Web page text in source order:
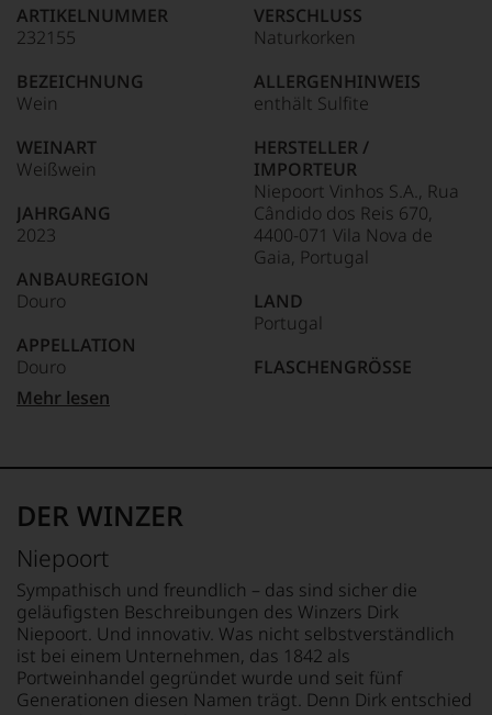
90–94 Punkte:
Unter 85 Punkte:
für
»Fine
für
die
edlen
Weine
der
Welt,
kaum
ein
Das
dokumentieren
auch
und
gerade
mit
Medaillen
Weinjournalisten
Fachpublikationen
unseren
Aussendungen
oder
in
unserem
Webshop,
ARTIKELNUMMER
232155
BEZEICHNUNG
Wein
WEINART
Weißwein
JAHRGANG
2023
ANBAUREGION
Douro
APPELLATION
Douro
REBSORTEN
Rabigato
12 °C
ALKOHOLGEHALT
12,5 % Vol.
RESTSÜSSE
1 g/L
VERSCHLUSS
Naturkorken
ALLERGENHINWEIS
enthält Sulfite
HERSTELLER /
IMPORTEUR
Niepoort Vinhos S.A., Rua
Cândido dos Reis 670,
4400-071 Vila Nova de
Gaia, Portugal
LAND
Portugal
FLASCHENGRÖSSE
0 g
davon gesättigte
Fettsäuren: 0 g
KOHLENHYDRATE
0 g
davon Zucker: 0 g
Mehr lesen
DER WINZER
Niepoort
Sympathisch und freundlich – das sind sicher die
geläufigsten Beschreibungen des Winzers Dirk
Niepoort. Und innovativ. Was nicht selbstverständlich
ist bei einem Unternehmen, das 1842 als
Portweinhandel gegründet wurde und seit fünf
Generationen diesen Namen trägt. Denn Dirk entschied